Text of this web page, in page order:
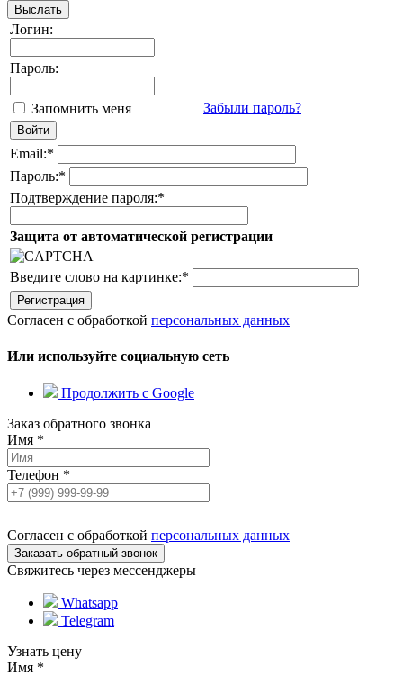
Логин:
Пароль:
Запомнить меня Забыли пароль?
Email:*
Пароль:*
Подтверждение пароля:*
Защита от автоматической регистрации
Введите слово на картинке:*
Согласен с обработкой персональных данных
Или используйте социальную сеть
Продолжить с Google
Заказ обратного звонка
Имя *
Телефон *
Согласен с обработкой персональных данных
Свяжитесь через мессенджеры
Whatsapp
Telegram
Узнать цену
Имя *